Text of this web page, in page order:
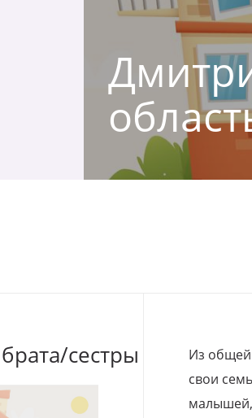
сестры
Из общей
свои
малышей,